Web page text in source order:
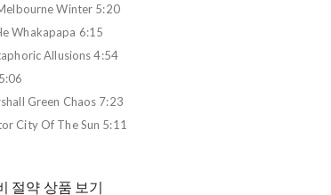
Winter 5:20
Whakapapa 6:15
Allusions 4:54
Green Chaos 7:23
City Of The Sun 5:11
절약 상품 보기